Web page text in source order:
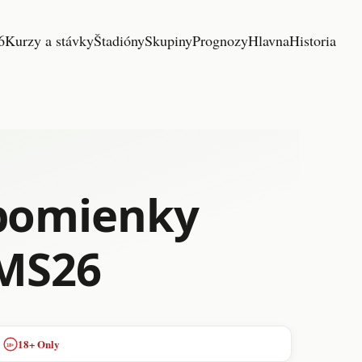
Kurzy a stávkyŠtadiónySkupinyPrognozyHlavnaHistoria
18+ 18+ Only